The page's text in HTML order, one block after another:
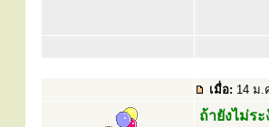
เมื่อ: 14 ม.
ถ้ายังไม่ร